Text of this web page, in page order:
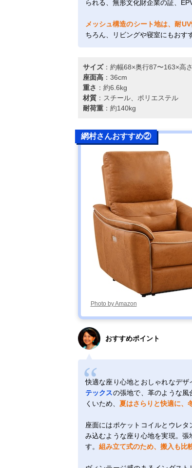
られる、無形文化財企業の証、
メッシュ構造のシート地は、耐
ちろん、リビングや寝室にもおす
サイズ：約幅68×奥行87〜163×高
座面高：36cm
重さ ：約6.6kg
材質：スチール、ポリエステル
耐荷重：約140kg
網村さんおすすめ②
Photo by Amazon
おすすめポイント
快適な座り心地とおしゃれなデザ
テックスの張地で、革のような
くいため、 夏はさらりと快適に、
座面にはポケットコイルとウレ
み込むような座り心地を実現。
す。 組み立て式のため、搬入も比